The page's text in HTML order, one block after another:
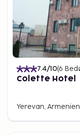
7.4/10(6
Colette Hotel
Yerevan, Armenien